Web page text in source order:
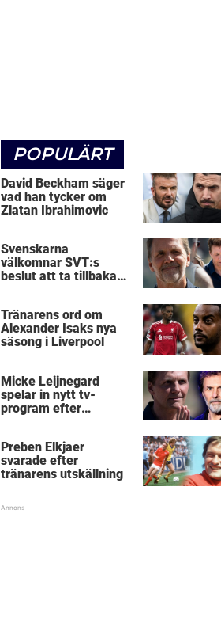
POPULÄRT
David Beckham säger
vad han tycker om
Zlatan Ibrahimovic
Svenskarna
välkomnar SVT:s
beslut att ta tillbaka
Tränarens ord om
Alexander Isaks nya
säsong i Liverpool
Micke Leijnegard
spelar in nytt tv-
program efter
Preben Elkjaer
svarade efter
tränarens utskällning